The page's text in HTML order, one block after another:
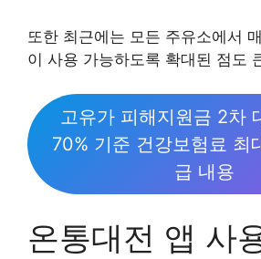
또한 최근에는 모든 주유소에서
이 사용 가능하도록 확대된 점도
고유가 피해지원금 2차
70% 기준 건강보험료 최
급 내용
온통대전 앱 사